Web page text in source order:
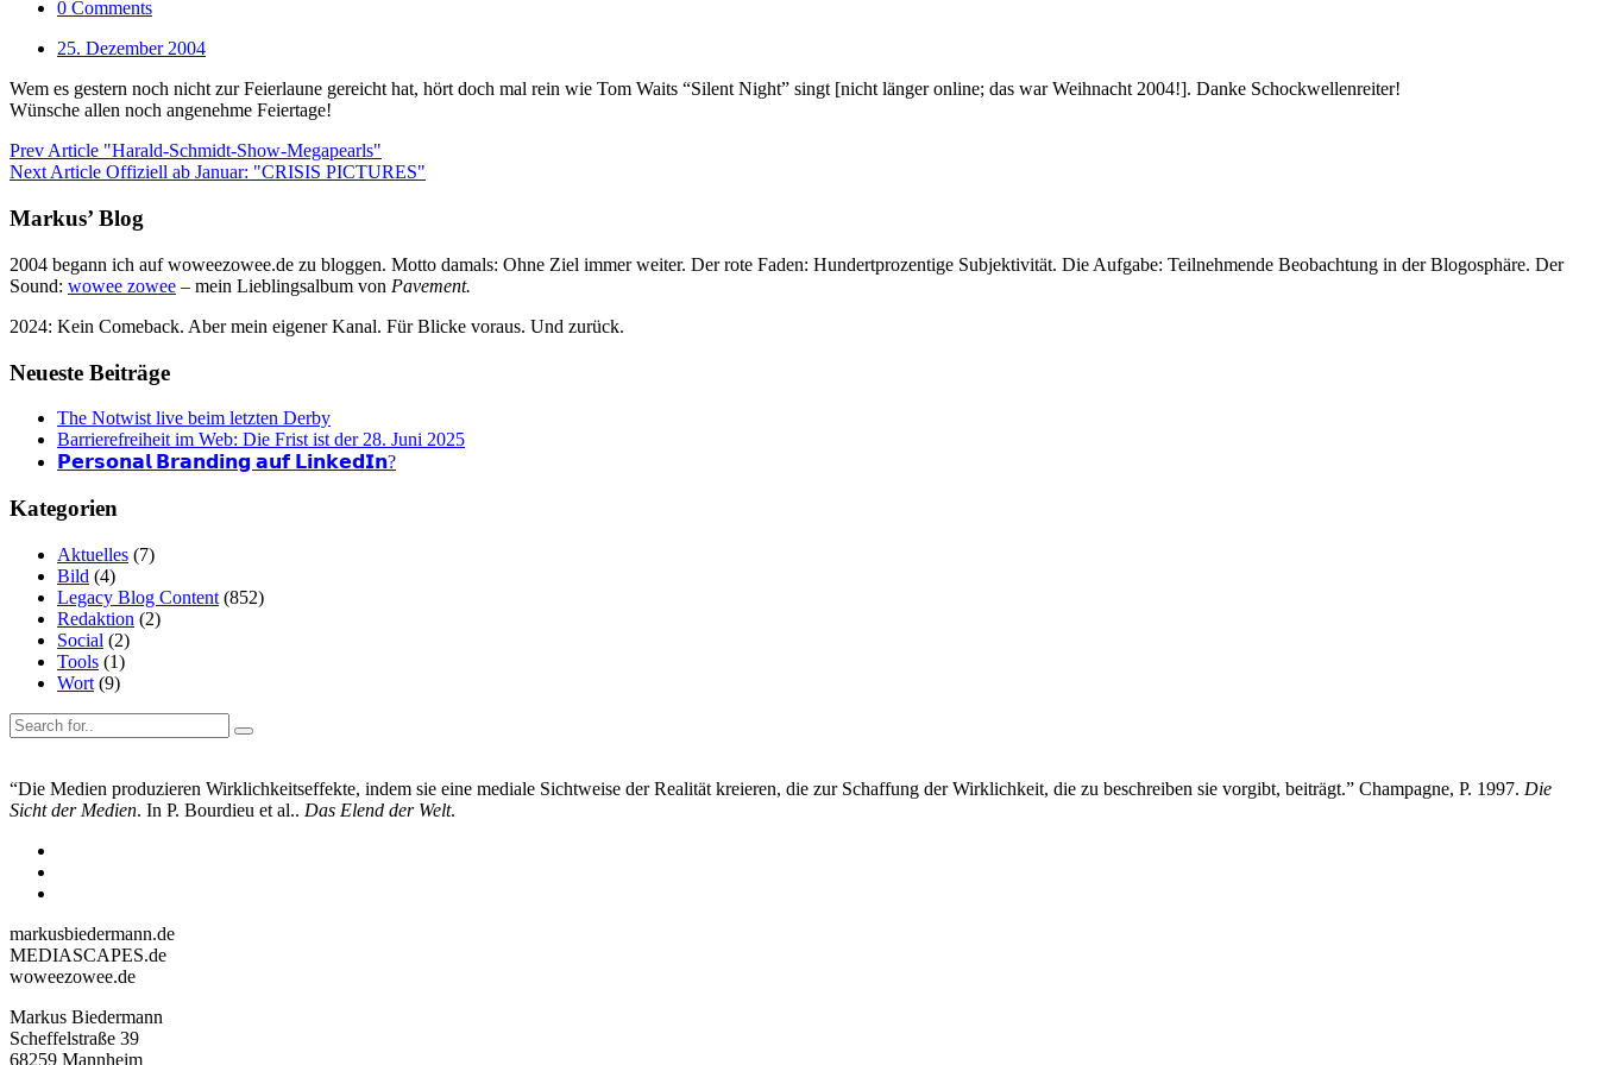
0 Comments
25. Dezember 2004
Wem es gestern noch nicht zur Feierlaune gereicht hat, hört doch mal rein wie Tom Waits “Silent Night” singt [nicht länger online; das war Weihnacht 2004!]. Danke Schockwellenreiter!
Wünsche allen noch angenehme Feiertage!
Prev Article "Harald-Schmidt-Show-Megapearls"
Next Article Offiziell ab Januar: "CRISIS PICTURES"
Markus’ Blog
2004 begann ich auf woweezowee.de zu bloggen. Motto damals: Ohne Ziel immer weiter. Der rote Faden: Hundertprozentige Subjektivität. Die Aufgabe: Teilnehmende Beobachtung in der Blogosphäre. Der
Sound: wowee zowee – mein Lieblingsalbum von Pavement.
2024: Kein Comeback. Aber mein eigener Kanal. Für Blicke voraus. Und zurück.
Neueste Beiträge
The Notwist live beim letzten Derby
Barrierefreiheit im Web: Die Frist ist der 28. Juni 2025
𝗣𝗲𝗿𝘀𝗼𝗻𝗮𝗹 𝗕𝗿𝗮𝗻𝗱𝗶𝗻𝗴 𝗮𝘂𝗳 𝗟𝗶𝗻𝗸𝗲𝗱𝗜𝗻?
Kategorien
Aktuelles (7)
Bild (4)
Legacy Blog Content (852)
Redaktion (2)
Social (2)
Tools (1)
Wort (9)
“Die Medien produzieren Wirklichkeitseffekte, indem sie eine mediale Sichtweise der Realität kreieren, die zur Schaffung der Wirklichkeit, die zu beschreiben sie vorgibt, beiträgt.” Champagne, P. 1997. Die
Sicht der Medien. In P. Bourdieu et al.. Das Elend der Welt.
markusbiedermann.de
MEDIASCAPES.de
woweezowee.de
Markus Biedermann
Scheffelstraße 39
68259 Mannheim